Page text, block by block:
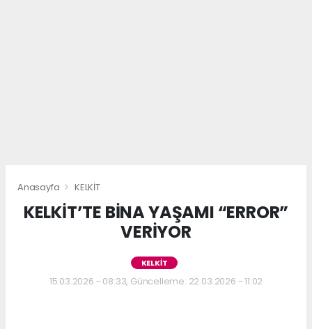
Anasayfa KELKİT
KELKİT’TE BİNA YAŞAMI “ERROR”
VERİYOR
KELKİT
15.03.2026 - 08:33, Güncelleme: 22.03.2026 - 11:02